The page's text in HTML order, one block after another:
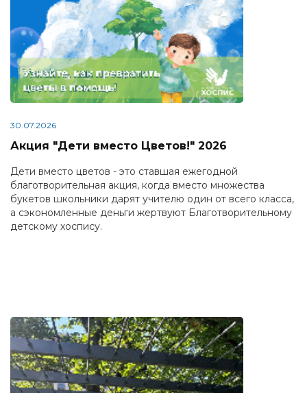
30.07.2026
Акция "Дети вместо Цветов!" 2026
Дети вместо цветов - это ставшая ежегодной
благотворительная акция, когда вместо множества
букетов школьники дарят учителю один от всего класса,
а сэкономленные деньги жертвуют Благотворительному
детскому хоспису.